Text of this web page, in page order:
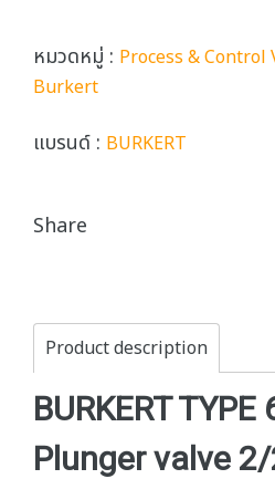
หมวดหมู่ : Process & Control
Burkert
แบรนด์ : BURKERT
Share
Product description
BURKERT TYPE
Plunger valve